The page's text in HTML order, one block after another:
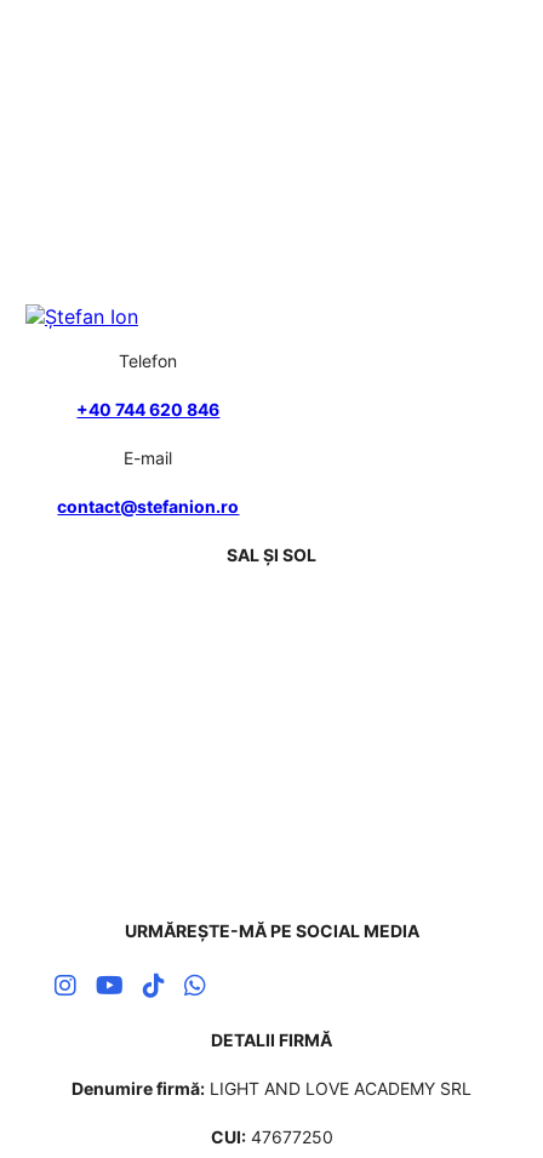
Telefon
+40 744 620 846
E-mail
contact@stefanion.ro
SAL ȘI SOL
URMĂREȘTE-MĂ PE SOCIAL MEDIA
DETALII FIRMĂ
Denumire firmă: LIGHT AND LOVE ACADEMY SRL
CUI:47677250